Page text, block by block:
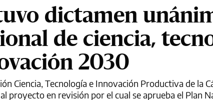
dictamen
de ciencia,
2030
Ciencia, Tecnología e Innovación Productiva de la
proyecto en revisión por el cual se aprueba el Plan